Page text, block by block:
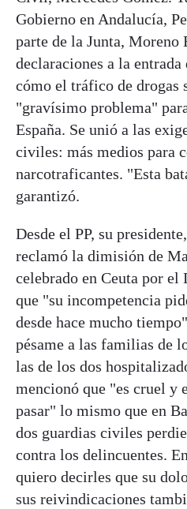
Gobierno en Andalucía,
parte de la Junta,
declaraciones a la
cómo el tráfico de drogas
"gravísimo problema"
España. Se unió a las
civiles: más medios para
narcotraficantes. "Esta
garantizó.
Desde el PP, su presidente,
reclamó la dimisión de
celebrado en Ceuta por el
que "su incompetencia
desde hace mucho
pésame a las familias de
las de los dos
mencionó que "es cruel y
pasar" lo mismo que en
dos guardias civiles
contra los delincuentes.
quiero decirles que su
sus reivindicaciones